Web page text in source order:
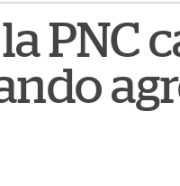
PNC